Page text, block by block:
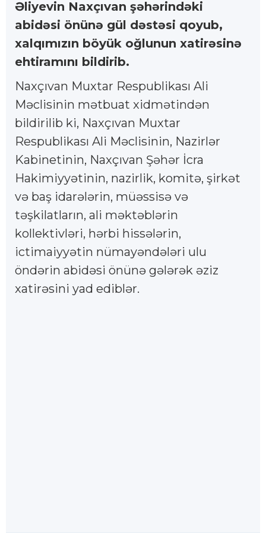
Əliyevin Naxçıvan şəhərindəki
abidəsi önünə gül dəstəsi qoyub,
xalqımızın böyük oğlunun xatirəsinə
ehtiramını bildirib.
Naxçıvan Muxtar Respublikası Ali
Məclisinin mətbuat xidmətindən
bildirilib ki, Naxçıvan Muxtar
Respublikası Ali Məclisinin, Nazirlər
Kabinetinin, Naxçıvan Şəhər İcra
Hakimiyyətinin, nazirlik, komitə, şirkət
və baş idarələrin, müəssisə və
təşkilatların, ali məktəblərin
kollektivləri, hərbi hissələrin,
ictimaiyyətin nümayəndələri ulu
öndərin abidəsi önünə gələrək əziz
xatirəsini yad ediblər.